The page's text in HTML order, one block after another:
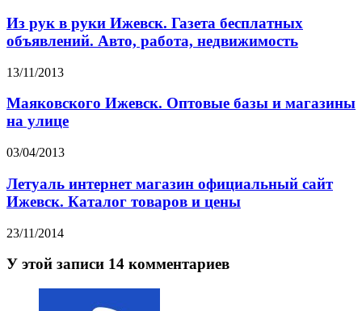
Из рук в руки Ижевск. Газета бесплатных
объявлений. Авто, работа, недвижимость
13/11/2013
Маяковского Ижевск. Оптовые базы и магазины
на улице
03/04/2013
Летуаль интернет магазин официальный сайт
Ижевск. Каталог товаров и цены
23/11/2014
У этой записи 14 комментариев